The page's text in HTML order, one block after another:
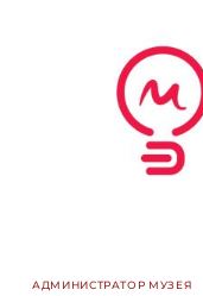
АДМИНИСТРАТОР МУЗЕЯ